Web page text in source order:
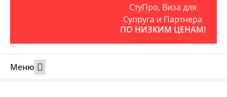
СтуПро, Виза для
Супруга и Партнера
ПО НИЗКИМ ЦЕНАМ!
Меню